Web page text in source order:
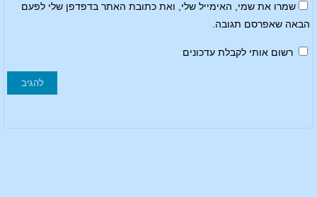
שמרו את שמי, האימייל שלי, ואת כתובת האתר בדפדפן שלי לפעם
הבאה שאפרסם תגובה.
רשום אותי לקבלת עדכונים